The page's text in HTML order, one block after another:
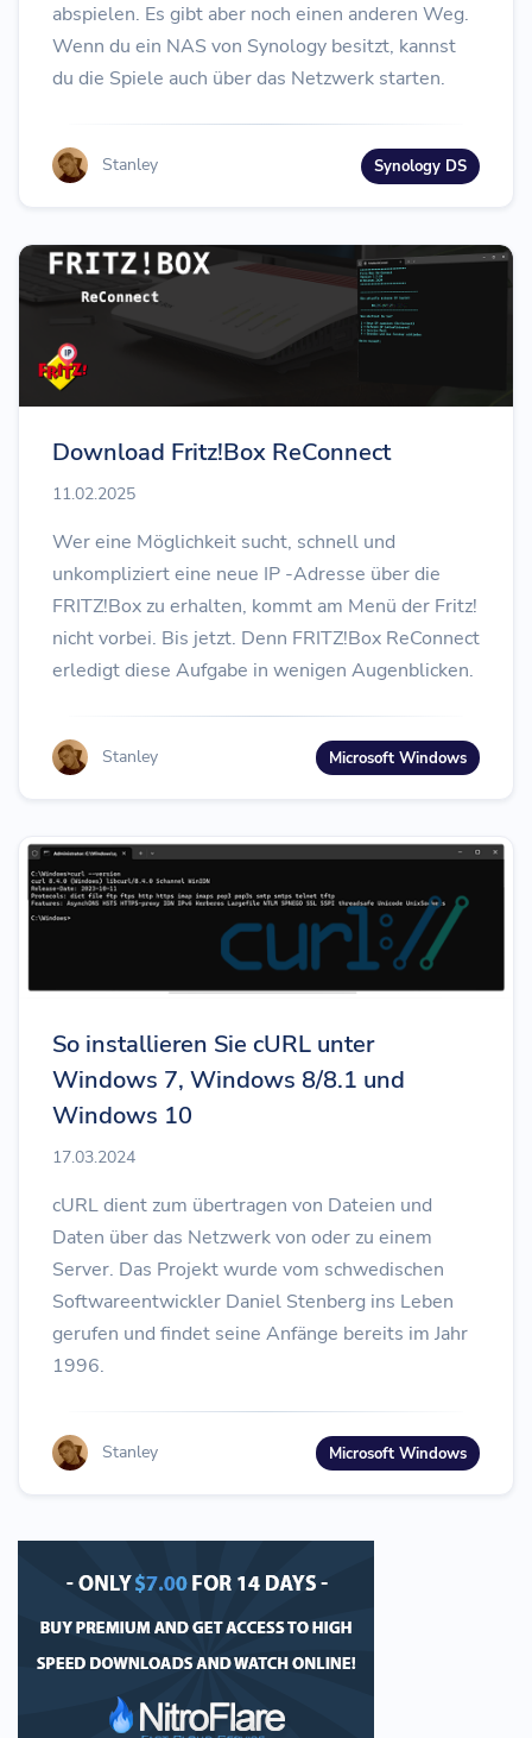
abspielen. Es gibt aber noch einen anderen Weg.
Wenn du ein NAS von Synology besitzt, kannst
du die Spiele auch über das Netzwerk starten.
Stanley Synology DS
Download Fritz!Box ReConnect
11.02.2025
Wer eine Möglichkeit sucht, schnell und
unkompliziert eine neue IP -Adresse über die
FRITZ!Box zu erhalten, kommt am Menü der Fritz!
nicht vorbei. Bis jetzt. Denn FRITZ!Box ReConnect
erledigt diese Aufgabe in wenigen Augenblicken.
Stanley Microsoft Windows
So installieren Sie cURL unter
Windows 7, Windows 8/8.1 und
Windows 10
17.03.2024
cURL dient zum übertragen von Dateien und
Daten über das Netzwerk von oder zu einem
Server. Das Projekt wurde vom schwedischen
Softwareentwickler Daniel Stenberg ins Leben
gerufen und findet seine Anfänge bereits im Jahr
1996.
Stanley Microsoft Windows